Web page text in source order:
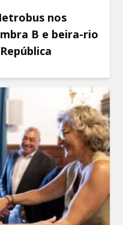
nos
B e beira-rio